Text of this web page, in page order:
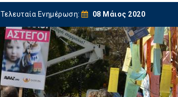
Τελευταία Ενημέρωση: 08 Μάιος 2020